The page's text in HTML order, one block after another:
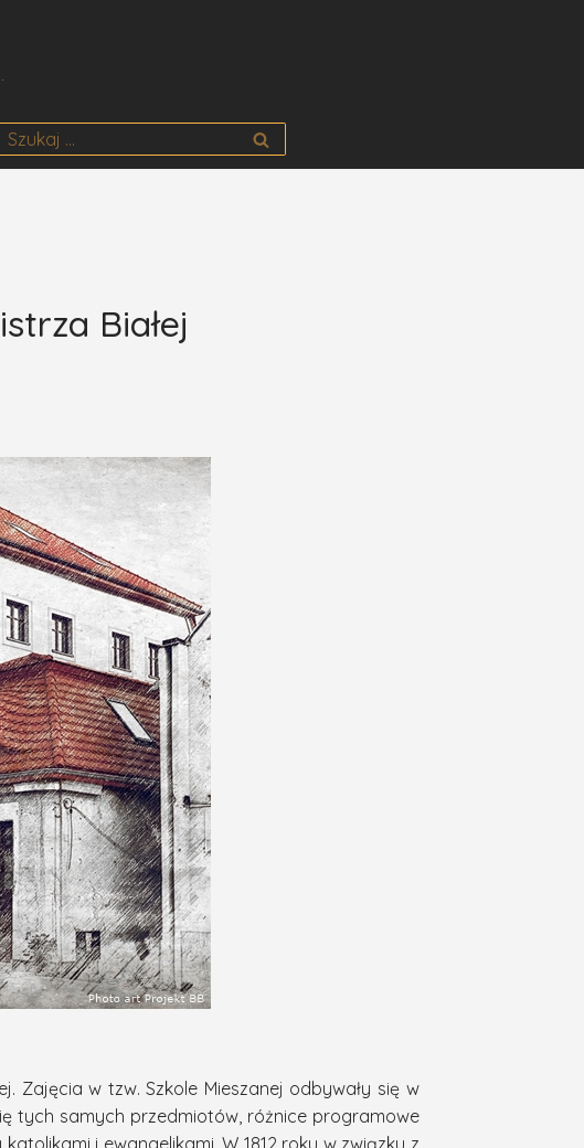
Białej
Zajęcia w tzw. Szkole Mieszanej odbywały się w
tych samych przedmiotów, różnice programowe
i ewangelikami. W 1812 roku w związku z